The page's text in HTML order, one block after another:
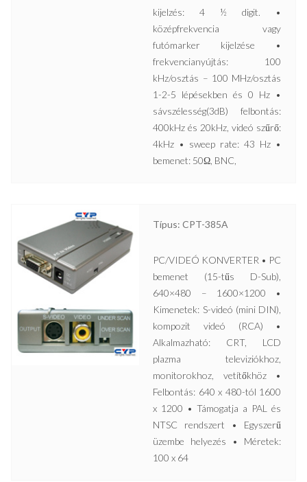
kijelzés: 4 ½ digit. •
középfrekvencia vagy
futómarker kijelzése •
frekvencianyújtás: 100
kHz/osztás – 100 MHz/osztás
1-2-5 lépésekben és 0 Hz •
sávszélesség(3dB) felbontás:
400kHz és 20kHz, videó szűrő:
4kHz • sweep rate: 43 Hz •
bemenet: 50Ω, BNC,
Típus: CPT-385A
PC/VIDEÓ KONVERTER • PC
bemenet (15-tűs D-Sub),
640×480 – 1600×1200 •
Kimenetek: S-videó (mini DIN),
kompozit videó (RCA) •
Alkalmazható: CRT, LCD
plazma televiziókhoz,
monitorokhoz, vetítőkhöz •
Felbontás: 640 x 480-tól 1600
x 1200 • Támogatja a PAL és
NTSC rendszert • Egyszerű
üzembe helyezés • Méretek:
100 x 64